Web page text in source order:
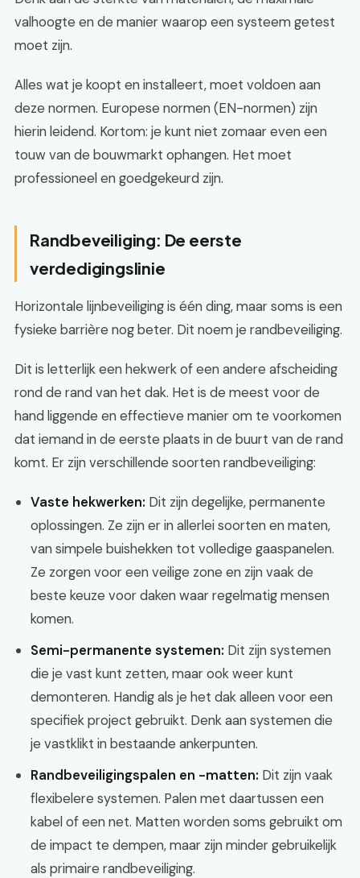
valhoogte en de manier waarop een systeem getest
moet zijn.
Alles wat je koopt en installeert, moet voldoen aan
deze normen. Europese normen (EN-normen) zijn
hierin leidend. Kortom: je kunt niet zomaar even een
touw van de bouwmarkt ophangen. Het moet
professioneel en goedgekeurd zijn.
Randbeveiliging: De eerste
verdedigingslinie
Horizontale lijnbeveiliging is één ding, maar soms is een
fysieke barrière nog beter. Dit noem je randbeveiliging.
Dit is letterlijk een hekwerk of een andere afscheiding
rond de rand van het dak. Het is de meest voor de
hand liggende en effectieve manier om te voorkomen
dat iemand in de eerste plaats in de buurt van de rand
komt. Er zijn verschillende soorten randbeveiliging:
Vaste hekwerken: Dit zijn degelijke, permanente
oplossingen. Ze zijn er in allerlei soorten en maten,
van simpele buishekken tot volledige gaaspanelen.
Ze zorgen voor een veilige zone en zijn vaak de
beste keuze voor daken waar regelmatig mensen
komen.
Semi-permanente systemen: Dit zijn systemen
die je vast kunt zetten, maar ook weer kunt
demonteren. Handig als je het dak alleen voor een
specifiek project gebruikt. Denk aan systemen die
je vastklikt in bestaande ankerpunten.
Randbeveiligingspalen en -matten: Dit zijn vaak
flexibelere systemen. Palen met daartussen een
kabel of een net. Matten worden soms gebruikt om
de impact te dempen, maar zijn minder gebruikelijk
als primaire randbeveiliging.